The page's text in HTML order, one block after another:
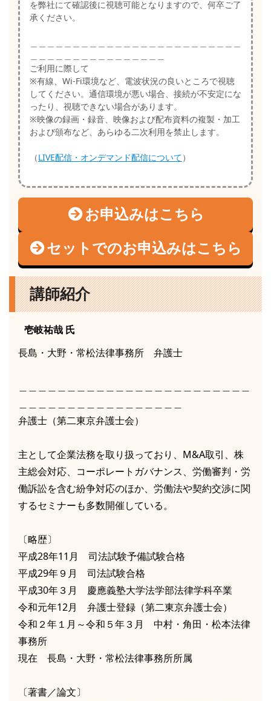
を弊社にて確認後に視聴可能となりますので、何卒ご了
承ください。
ご利用に際して
※有線、Wi-Fi環境など、電波状況の良いところで視聴
してください。通信環境が悪い場合、接続が不安定にな
ったり、視聴できない場合があります。
※映像の録画・録音、映像および配布資料の複製・加工
および頒布など、あらゆる二次利用を禁止します。
（LIVE配信・オンデマンド配信について）
お申込みはこちら
セットでのお申込みはこちら
講師紹介
壱岐祐哉 氏
長島・大野・常松法律事務所 弁護士
弁護士（第二東京弁護士会）
主として企業法務を取り扱っており、M&A取引、株
主総会対応、コーポレートガバナンス、労働審判・労
働訴訟を含む紛争対応のほか、労働法や契約交渉に関
するセミナーも多数開催している。
〔略歴〕
平成28年11月 司法試験予備試験合格
平成29年９月 司法試験合格
平成30年３月 慶應義塾大学法学部法律学科卒業
令和元年12月 弁護士登録（第二東京弁護士会）
令和２年１月～令和５年３月 中村・角田・松本法律
事務所
現在 長島・大野・常松法律事務所所属
〔著書／論文〕